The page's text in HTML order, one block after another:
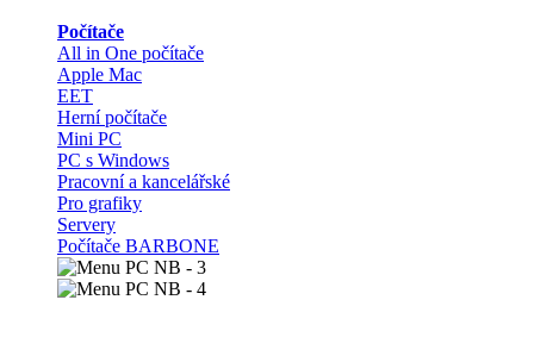
Počítače
All in One počítače
Apple Mac
EET
Herní počítače
Mini PC
PC s Windows
Pracovní a kancelářské
Pro grafiky
Servery
Počítače BARBONE